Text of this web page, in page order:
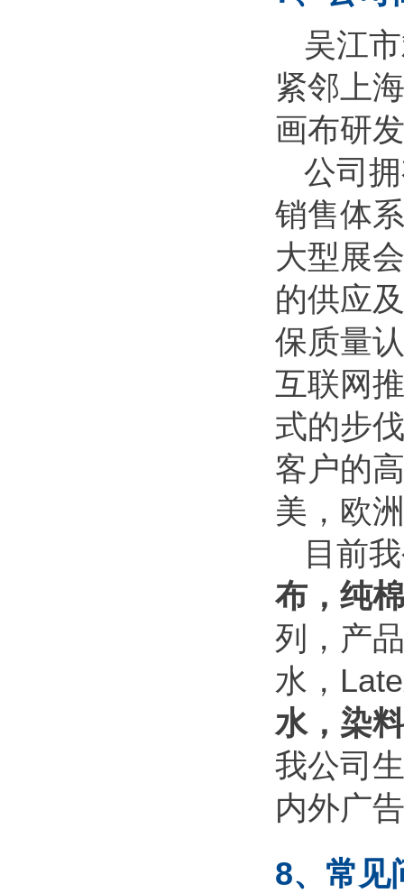
吴江
紧邻上
画布研
公司
销售体
大型展
的供应
保质量
互联网
式的步
客户的
美，欧
目前
布，纯
列，产
水，
水，染
我公司
内外广
8、常见